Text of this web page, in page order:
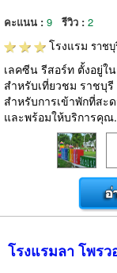
คะแนน : 9 รีวิว : 2
โรงแรม ราช
เลคซีน รีสอร์ท ตั้งอยู่
สำหรับเที่ยวชม ราชบุ
สำหรับการเข้าพักที่สะ
และพร้อมให้บริการคุณ
โรงแรมลา โพรว